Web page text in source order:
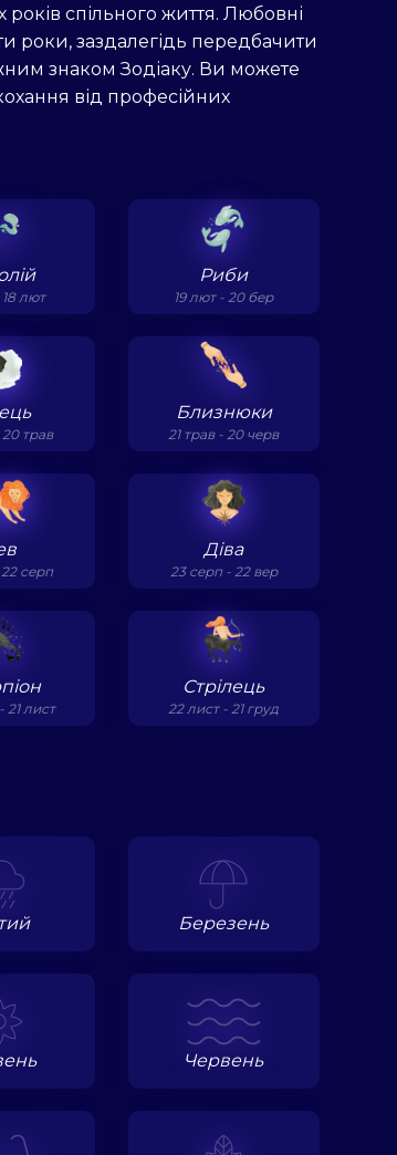
спільного життя. Любовні
роки, заздалегідь передбачити
знаком Зодіаку. Ви можете
від професійних
18 лют
Риби
19 лют - 20 бер
20 трав
Близнюки
21 трав - 20 черв
серп
Діва
23 серп - 22 вер
21 лист
Стрілець
22 лист - 21 груд
Березень
Червень